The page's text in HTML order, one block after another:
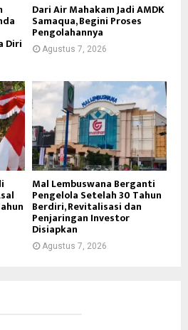
Diri
Dari Air Mahakam Jadi AMDK
Samaqua, Begini Proses
Pengolahannya
Agustus 7, 2026
Mal Lembuswana Berganti
Pengelola Setelah 30 Tahun
Berdiri, Revitalisasi dan
Penjaringan Investor
Disiapkan
Agustus 7, 2026